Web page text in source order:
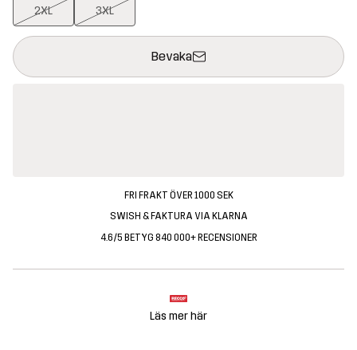
2XL 3XL
Bevaka
Denna knapp kommer att öppna en modal som bekräftar en ny
{{size}} inte tillgänglig
FRI FRAKT ÖVER 1000 SEK
SWISH & FAKTURA VIA KLARNA
4.6/5 BETYG 840 000+ RECENSIONER
Läs mer här